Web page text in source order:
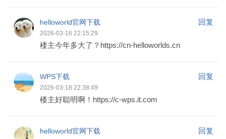
helloworld官网下载 回复
2026-03-16 22:15:29
楼主今年多大了？https://cn-helloworlds.cn
WPS下载 回复
2026-03-18 22:38:49
楼主好聪明啊！https://c-wps.it.com
helloworld官网下载 回复